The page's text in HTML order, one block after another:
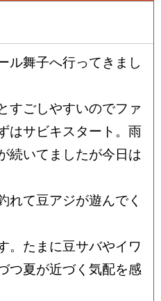
ル舞子へ行ってきまし
すごしやすいのでファ
はサビキスタート。雨
続いてましたが今日は
れて豆アジが遊んでく
。たまに豆サバやイワ
つ夏が近づく気配を感